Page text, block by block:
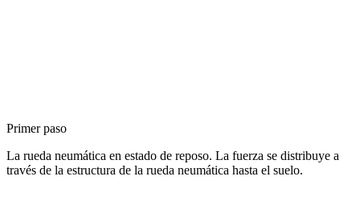
Primer paso
La rueda neumática en estado de reposo. La fuerza se distribuye a
través de la estructura de la rueda neumática hasta el suelo.